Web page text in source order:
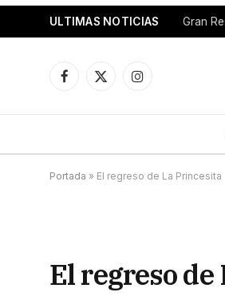
ULTIMAS NOTICIAS
Facebook
X
Instagram
Portada » El regreso de La Princesita
El regreso